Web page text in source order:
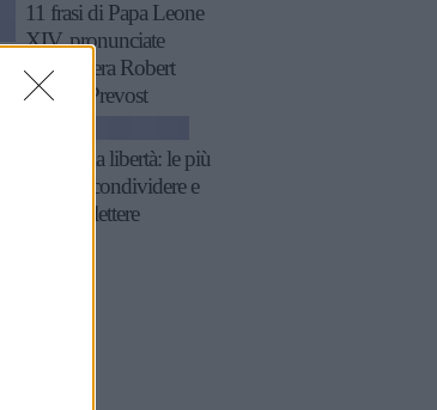
11 frasi di Papa Leone
XIV, pronunciate
quando era Robert
Francis Prevost
Frasi sulla libertà: le più
belle da condividere e
su cui riflettere